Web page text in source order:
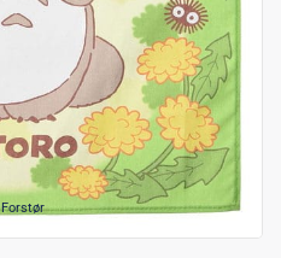
Forstør